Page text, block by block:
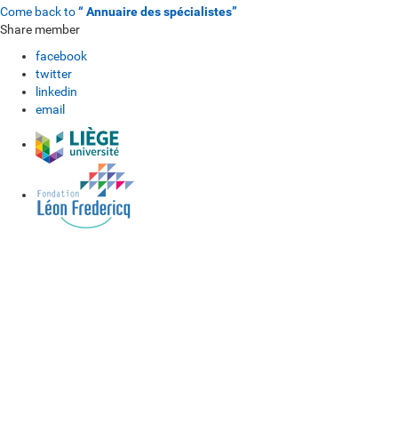
Come back to“ Annuaire des spécialistes”
Share member
facebook
twitter
linkedin
email